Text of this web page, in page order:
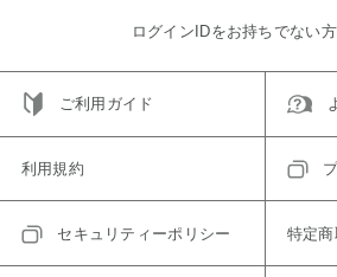
ログインIDをお持ちでない
ご利用ガイド
利用規約
セキュリティーポリシー 特定